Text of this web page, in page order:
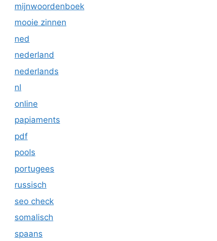
mijnwoordenboek
mooie zinnen
ned
nederland
nederlands
nl
online
papiaments
pdf
pools
portugees
russisch
seo check
somalisch
spaans